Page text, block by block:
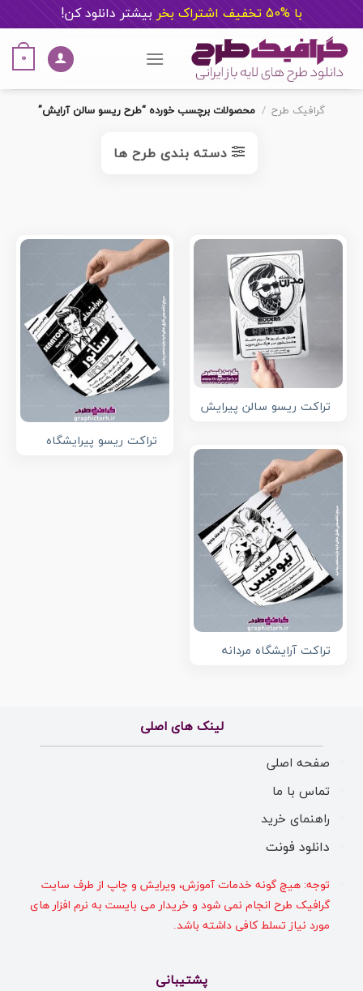
با %50 تخفیف اشتراک بخر بیشتر دانلود کن!
content
0
گرافیک طرح / محصولات برچسب خورده “طرح ریسو سالن آرایش”
دسته بندی طرح ها
تراکت ریسو سالن پیرایش
تراکت ریسو پیرایشگاه
تراکت آرایشگاه مردانه
لینک های اصلی
صفحه اصلی
تماس با ما
راهنمای خرید
دانلود فونت
توجه: هیچ گونه خدمات آموزش، ویرایش و چاپ از طرف سایت
گرافیک طرح انجام نمی شود و خریدار می بایست به نرم افزار های
مورد نیاز تسلط کافی داشته باشد.
پشتیبانی